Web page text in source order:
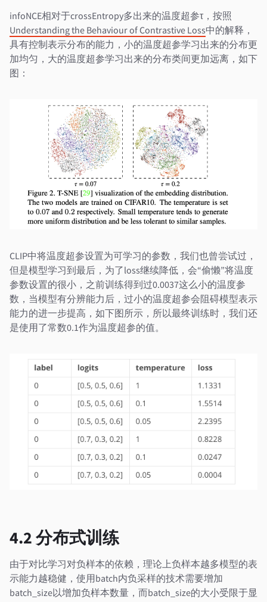
infoNCE相对于crossEntropy多出来的温度超参τ，按照
Understanding the Behaviour of Contrastive Loss中的解释，
具有控制表示分布的能力，小的温度超参学习出来的分布更
加均匀，大的温度超参学习出来的分布类间更加远离，如下
图：
CLIP中将温度超参设置为可学习的参数，我们也曾尝试过，
但是模型学习到最后，为了loss继续降低，会“偷懒”将温度
参数设置的很小，之前训练得到过0.0037这么小的温度参
数，当模型有分辨能力后，过小的温度超参会阻碍模型表示
能力的进一步提高，如下图所示，所以最终训练时，我们还
是使用了常数0.1作为温度超参的值。
4.2 分布式训练
由于对比学习对负样本的依赖，理论上负样本越多模型的表
示能力越稳健，使用batch内负采样的技术需要增加
batch_size以增加负样本数量，而batch_size的大小受限于显